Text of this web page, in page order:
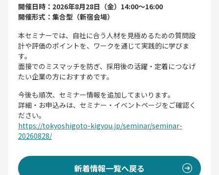
開催日時：2026年8月28日（金）14:00～16:00
開催形式：集合型（新宿会場）
本セミナーでは、自社に合う人材を見極めるための質問設
計や評価のポイントを、ワークを通じて実践的に学びま
す。
面接でのミスマッチを防ぎ、採用後の活躍・定着につなげ
たい企業の方におすすめです。
今後も順次、セミナー情報を追加してまいります。
詳細・お申込みは、セミナー・イベントページをご確認く
ださい。
https://tokyoshigoto-kigyou.jp/seminar/seminar-
20260828/
新着情報一覧へ戻る